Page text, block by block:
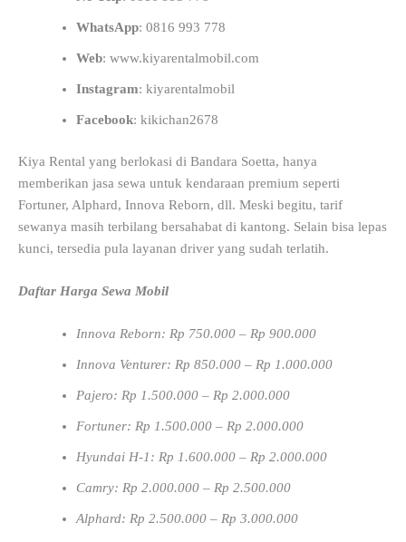
WhatsApp: 0816 993 778
Web: www.kiyarentalmobil.com
Instagram: kiyarentalmobil
Facebook: kikichan2678
Kiya Rental yang berlokasi di Bandara Soetta, hanya
memberikan jasa sewa untuk kendaraan premium seperti
Fortuner, Alphard, Innova Reborn, dll. Meski begitu, tarif
sewanya masih terbilang bersahabat di kantong. Selain bisa lepas
kunci, tersedia pula layanan driver yang sudah terlatih.
Daftar Harga Sewa Mobil
Innova Reborn: Rp 750.000 – Rp 900.000
Innova Venturer: Rp 850.000 – Rp 1.000.000
Pajero: Rp 1.500.000 – Rp 2.000.000
Fortuner: Rp 1.500.000 – Rp 2.000.000
Hyundai H-1: Rp 1.600.000 – Rp 2.000.000
Camry: Rp 2.000.000 – Rp 2.500.000
Alphard: Rp 2.500.000 – Rp 3.000.000